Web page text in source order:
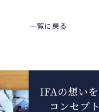
一覧に戻る